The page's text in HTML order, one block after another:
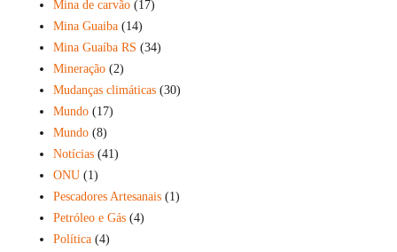
Mina de carvão (17)
Mina Guaiba (14)
Mina Guaíba RS (34)
Mineração (2)
Mudanças climáticas (30)
Mundo (17)
Mundo (8)
Notícias (41)
ONU (1)
Pescadores Artesanais (1)
Petróleo e Gás (4)
Política (4)